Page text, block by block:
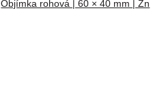
Objímka rohová | 60 × 40 mm | Zn